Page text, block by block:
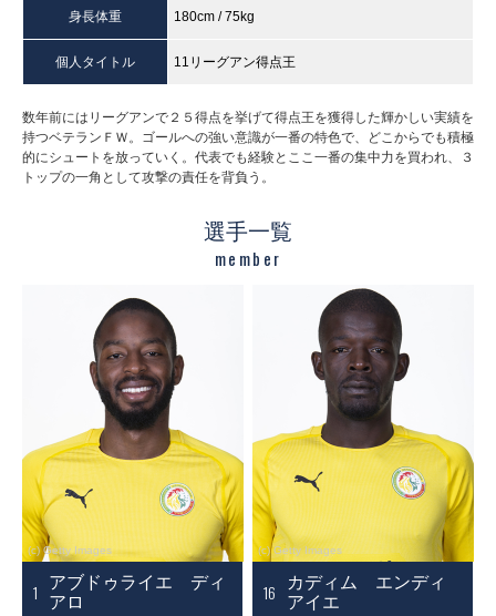
身長体重 180cm / 75kg
個人タイトル 11リーグアン得点王
数年前にはリーグアンで２５得点を挙げて得点王を獲得した輝かしい実績を
持つベテランＦＷ。ゴールへの強い意識が一番の特色で、どこからでも積極
的にシュートを放っていく。代表でも経験とここ一番の集中力を買われ、３
トップの一角として攻撃の責任を背負う。
選手一覧
member
1
アブドゥライエ ディ
アロ
16
カディム エンディ
アイエ